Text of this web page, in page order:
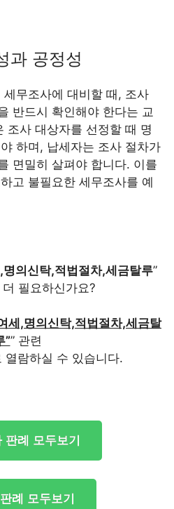
과 공정성
무조사에 대비할 때, 조사
반드시 확인해야 한다는 교
조사 대상자를 선정할 때 명
하며, 납세자는 조사 절차가
면밀히 살펴야 합니다. 이를
고 불필요한 세무조사를 예
의신탁,적법절차,세금탈루”
필요하신가요?
세,명의신탁,적법절차,세금탈
”” 관련
열람하실 수 있습니다.
판례 모두보기
례 모두보기